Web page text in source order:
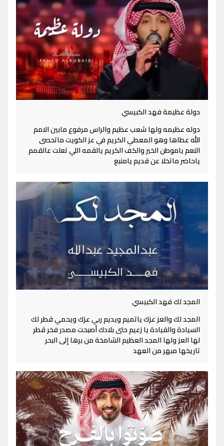
دولة عظيمة فهد الكبيسي
دوله عظيمه ولها شعب عظيم والراس مرفوع مابين الامم
الله عطاها وهو المعطي الكريم في عز الكويت ماتحصى
النعم ياموطن الخير والكف الكريم يالقمه اللي تعلت عالقمم
ياحاضر ماتخلا عن قديم يامنبع
المجد لك فهد الكبيسي
المجد لك والعز عزك ياتميم ويديم ربي عزك ويحمي قطر لك
السيادة والقيادة يا زعيم حتى بلادك أصبحت مصدر فخر قطر
لها العز ولها المجد العظيم الشامخة من برها إلى البحر
تاريخها مبهر من العهد